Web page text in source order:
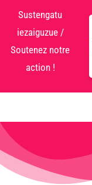
Sustengatu
iezaiguzue /
Soutenez notre
action !